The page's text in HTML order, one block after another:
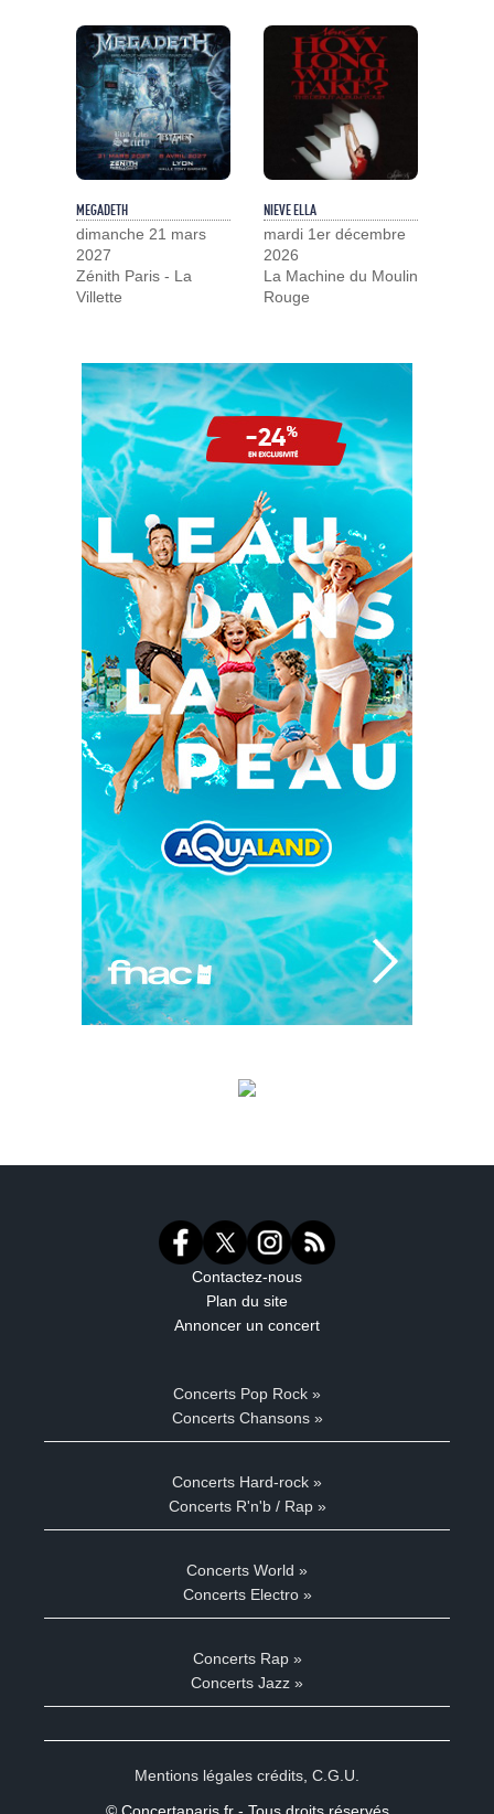
MEGADETH
dimanche 21 mars
2027
Zénith Paris - La
Villette
NIEVE ELLA
mardi 1er décembre
2026
La Machine du Moulin
Rouge
Contactez-nous
Plan du site
Annoncer un concert
Concerts Pop Rock »
Concerts Chansons »
Concerts Hard-rock »
Concerts R'n'b / Rap »
Concerts World »
Concerts Electro »
Concerts Rap »
Concerts Jazz »
Mentions légales crédits C.G.U.
© Concertaparis.fr - Tous droits réservés